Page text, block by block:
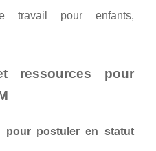
travail pour enfants,
ressources pour
pour postuler en statut